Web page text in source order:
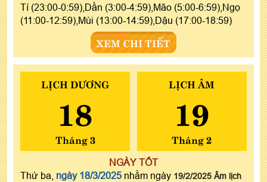
Tí (23:00-0:59),Dần (3:00-4:59),Mão (5:00-6:59),Ngọ
(11:00-12:59),Mùi (13:00-14:59),Dậu (17:00-18:59)
XEM CHI TIẾT
LỊCH DƯƠNG
18
Tháng 3
LỊCH ÂM
19
Tháng 2
NGÀY TỐT
Thứ ba, ngày 18/3/2025 nhằm ngày 19/2/2025 Âm lịch